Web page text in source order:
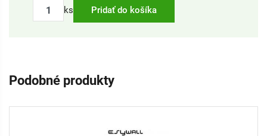
ks Pridať do košíka
Podobné produkty